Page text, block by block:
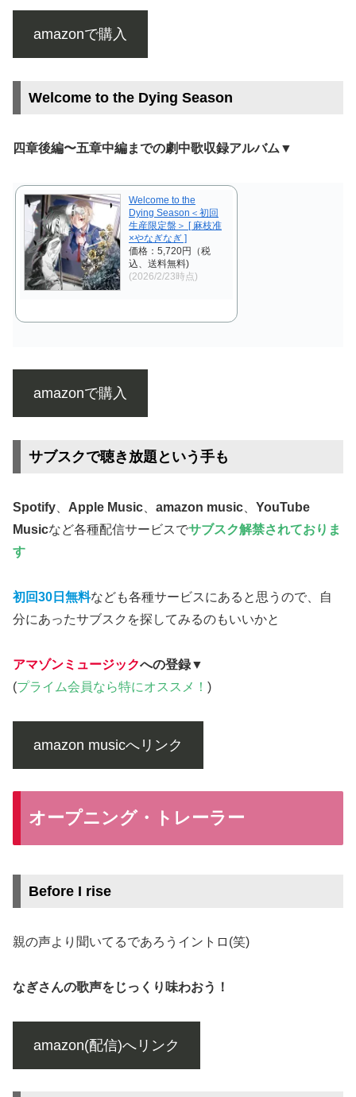
amazonで購入
Welcome to the Dying Season
四章後編〜五章中編までの劇中歌収録アルバム▼
Welcome to the
Dying Season＜初回
生産限定盤＞ [ 麻枝准
×やなぎなぎ ]
価格：5,720円（税
込、送料無料)
(2026/2/23時点)
amazonで購入
サブスクで聴き放題という手も
Spotify Apple Music amazon music
YouTube
Musicなど各種配信サービスでサブスク解禁されておりま
す
初回30日無料なども各種サービスにあると思うので、自
分にあったサブスクを探してみるのもいいかと
アマゾンミュージックへの登録▼
(プライム会員なら特にオススメ！ )
amazon musicへリンク
オープニング・トレーラー
Before I rise
親の声より聞いてるであろうイントロ(笑)
なぎさんの歌声をじっくり味わおう！
amazon(配信)へリンク